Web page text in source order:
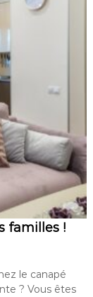
familles !
le canapé
? Vous êtes